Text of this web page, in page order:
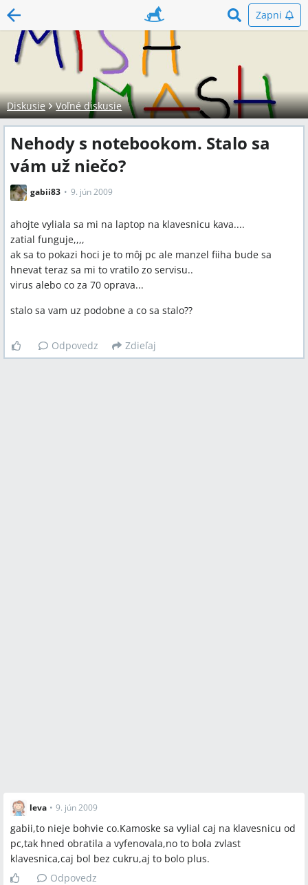
Zapni
Diskusie Voľné diskusie
Nehody s notebookom. Stalo sa
vám už niečo?
gabii83 9. jún 2009
ahojte vyliala sa mi na laptop na klavesnicu kava....
zatial funguje,,,,
ak sa to pokazi hoci je to môj pc ale manzel fiiha bude sa
hnevat teraz sa mi to vratilo zo servisu..
virus alebo co za 70 oprava...
stalo sa vam uz podobne a co sa stalo??
Odpovedz Zdieľaj
leva • 9. jún 2009
gabii,to nieje bohvie co.Kamoske sa vylial caj na klavesnicu od
pc,tak hned obratila a vyfenovala,no to bola zvlast
klavesnica,caj bol bez cukru,aj to bolo plus.
Odpovedz